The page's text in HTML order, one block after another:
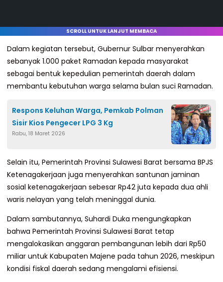
SCROLL UNTUK LANJUT MEMBACA
Dalam kegiatan tersebut, Gubernur Sulbar menyerahkan
sebanyak 1.000 paket Ramadan kepada masyarakat
sebagai bentuk kepedulian pemerintah daerah dalam
membantu kebutuhan warga selama bulan suci Ramadan.
Respons Keluhan Warga, Pemkab Polman
Sisir Kios Pengecer LPG 3 Kg
Rabu, 18 Maret 2026
Selain itu, Pemerintah Provinsi Sulawesi Barat bersama BPJS
Ketenagakerjaan juga menyerahkan santunan jaminan
sosial ketenagakerjaan sebesar Rp42 juta kepada dua ahli
waris nelayan yang telah meninggal dunia.
Dalam sambutannya, Suhardi Duka mengungkapkan
bahwa Pemerintah Provinsi Sulawesi Barat tetap
mengalokasikan anggaran pembangunan lebih dari Rp50
miliar untuk Kabupaten Majene pada tahun 2026, meskipun
kondisi fiskal daerah sedang mengalami efisiensi.